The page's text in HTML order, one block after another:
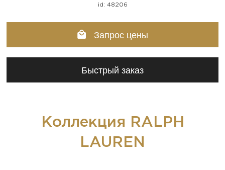
id: 48206
Запрос цены
Быстрый заказ
Коллекция RALPH
LAUREN